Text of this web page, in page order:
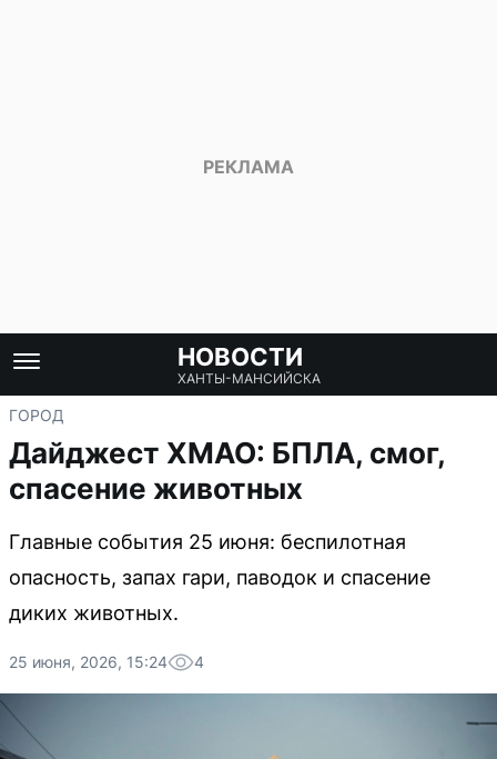
НОВОСТИ
ХАНТЫ-МАНСИЙСКА
ГОРОД
Дайджест ХМАО: БПЛА, смог,
спасение животных
Главные события 25 июня: беспилотная
опасность, запах гари, паводок и спасение
диких животных.
25 июня, 2026, 15:24 4